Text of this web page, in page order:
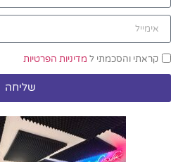
קראתי והסכמתי ל מדיניות הפרטיות
שליחה